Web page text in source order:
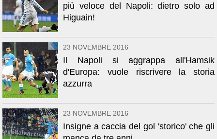
più veloce del Napoli: dietro solo ad
Higuain!
23 NOVEMBRE 2016
Il Napoli si aggrappa all'Hamsik
d'Europa: vuole riscrivere la storia
azzurra
23 NOVEMBRE 2016
Insigne a caccia del gol 'storico' che gli